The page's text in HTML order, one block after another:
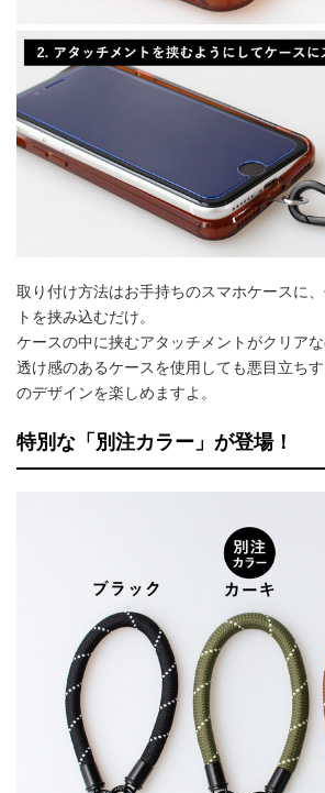
取り付け方法はお手持ちのスマホケースに
トを挟み込むだけ。
ケースの中に挟むアタッチメントがクリアな
透け感のあるケースを使用しても悪目立ち
のデザインを楽しめますよ。
特別な「別注カラー」が登場！